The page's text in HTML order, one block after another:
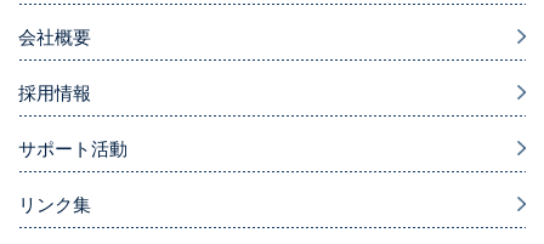
会社概要
採用情報
サポート活動
リンク集